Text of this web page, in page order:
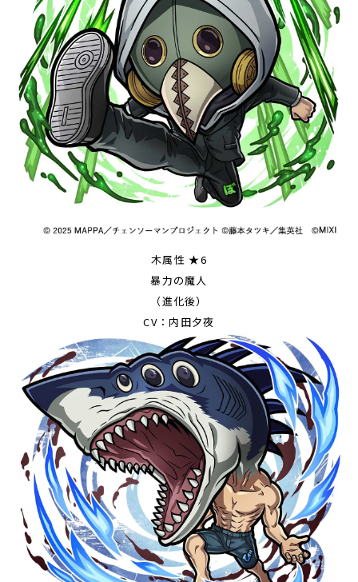
木属性 ★6
暴力の魔人
（進化後）
CV：内田夕夜